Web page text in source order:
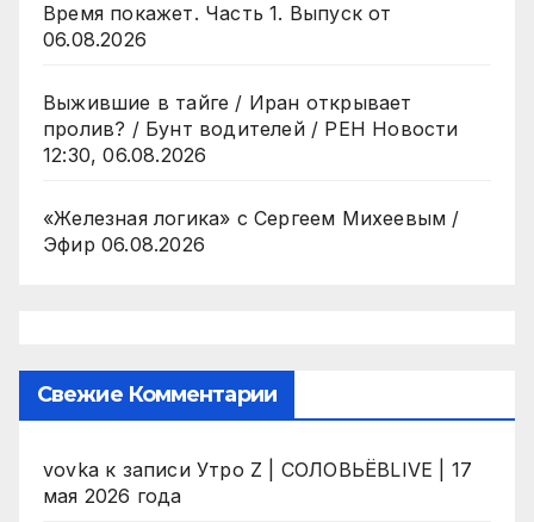
Время покажет. Часть 1. Выпуск от
06.08.2026
Выжившие в тайге / Иран открывает
пролив? / Бунт водителей / РЕН Новости
12:30, 06.08.2026
«Железная логика» с Сергеем Михеевым /
Эфир 06.08.2026
Свежие Комментарии
vovka к записи Утро Z | СОЛОВЬЁВLIVE | 17
мая 2026 года